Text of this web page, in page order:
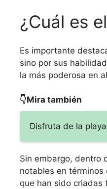
¿Cuál es
Es importante
sino por sus
la más poderosa en
👇Mira también
Disfruta de la
Sin embargo, dentro
notables en términos
que han sido criadas